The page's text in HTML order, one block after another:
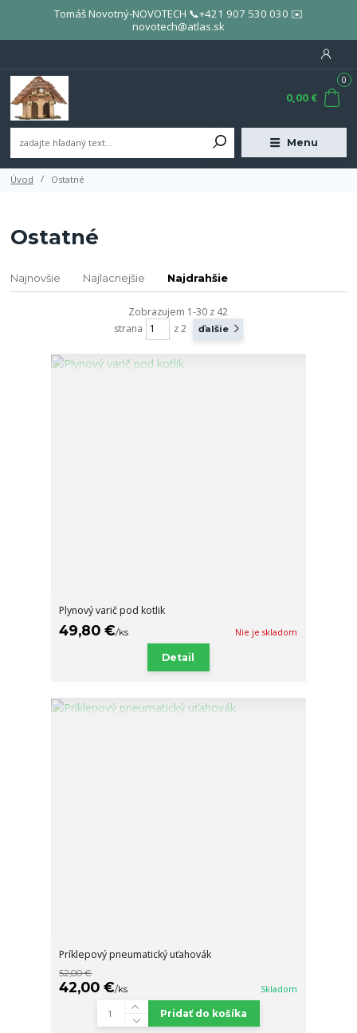
Tomáš Novotný-NOVOTECH 📞+421 907 530 030 ✉️
novotech@atlas.sk
Menu
0
0,00 €
Úvod Ostatné
Ostatné
Najnovšie Najlacnejšie Najdrahšie
Zobrazujem 1-30 z 42
strana
z 2 ďalšie
Plynový varič pod kotlik
49,80 €/ks Nie je skladom
Detail
Príklepový pneumatický uťahovák
52,00 €
42,00 €/ks Skladom
Pridať do košíka